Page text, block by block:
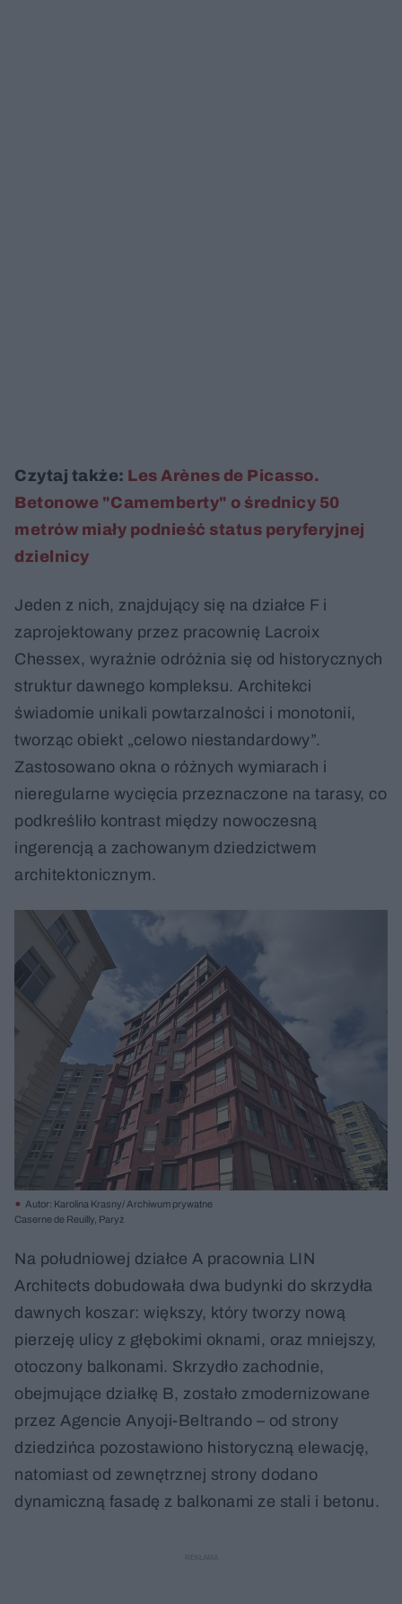
Czytaj także: Les Arènes de Picasso.
Betonowe "Camemberty" o średnicy 50
metrów miały podnieść status peryferyjnej
dzielnicy
Jeden z nich, znajdujący się na działce F i
zaprojektowany przez pracownię Lacroix
Chessex, wyraźnie odróżnia się od historycznych
struktur dawnego kompleksu. Architekci
świadomie unikali powtarzalności i monotonii,
tworząc obiekt „celowo niestandardowy”.
Zastosowano okna o różnych wymiarach i
nieregularne wycięcia przeznaczone na tarasy, co
podkreśliło kontrast między nowoczesną
ingerencją a zachowanym dziedzictwem
architektonicznym.
Autor: Karolina Krasny/ Archiwum prywatne
Caserne de Reuilly, Paryż
Na południowej działce A pracownia LIN
Architects dobudowała dwa budynki do skrzydła
dawnych koszar: większy, który tworzy nową
pierzeję ulicy z głębokimi oknami, oraz mniejszy,
otoczony balkonami. Skrzydło zachodnie,
obejmujące działkę B, zostało zmodernizowane
przez Agencie Anyoji-Beltrando – od strony
dziedzińca pozostawiono historyczną elewację,
natomiast od zewnętrznej strony dodano
dynamiczną fasadę z balkonami ze stali i betonu.